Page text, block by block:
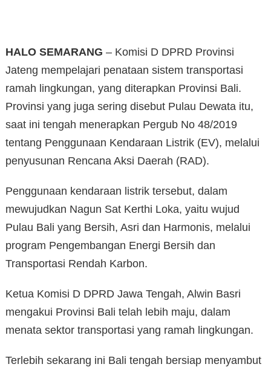
HALO SEMARANG – Komisi D DPRD Provinsi
Jateng mempelajari penataan sistem transportasi
ramah lingkungan, yang diterapkan Provinsi Bali.
Provinsi yang juga sering disebut Pulau Dewata itu,
saat ini tengah menerapkan Pergub No 48/2019
tentang Penggunaan Kendaraan Listrik (EV), melalui
penyusunan Rencana Aksi Daerah (RAD).
Penggunaan kendaraan listrik tersebut, dalam
mewujudkan Nagun Sat Kerthi Loka, yaitu wujud
Pulau Bali yang Bersih, Asri dan Harmonis, melalui
program Pengembangan Energi Bersih dan
Transportasi Rendah Karbon.
Ketua Komisi D DPRD Jawa Tengah, Alwin Basri
mengakui Provinsi Bali telah lebih maju, dalam
menata sektor transportasi yang ramah lingkungan.
Terlebih sekarang ini Bali tengah bersiap menyambut